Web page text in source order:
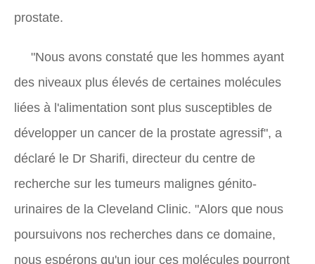
prostate.
"Nous avons constaté que les hommes ayant
des niveaux plus élevés de certaines molécules
liées à l'alimentation sont plus susceptibles de
développer un cancer de la prostate agressif", a
déclaré le Dr Sharifi, directeur du centre de
recherche sur les tumeurs malignes génito-
urinaires de la Cleveland Clinic. "Alors que nous
poursuivons nos recherches dans ce domaine,
nous espérons qu'un jour ces molécules pourront